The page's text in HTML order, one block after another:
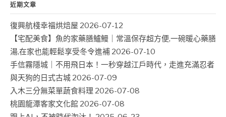
近期文章
復興航棧幸福烘焙屋 2026-07-12
【宅配美食】魚的家藥膳鱸鰻｜常溫保存超方便,一碗暖心藥膳
湯,在家也能輕鬆享受冬令進補 2026-07-10
手信霧隱城｜不用飛日本！一秒穿越江戶時代，走進充滿忍者
與天狗的日式古城 2026-07-09
入木三分無菜單蔬食料理 2026-07-08
桃園龍潭客家文化館 2026-07-08